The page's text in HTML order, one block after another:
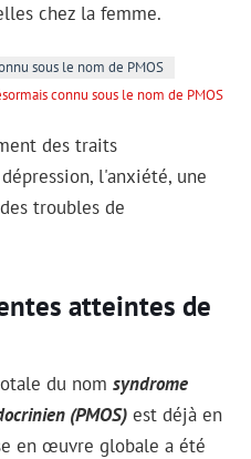
chez la femme.
sous le nom de PMOS
des traits
l'anxiété, une
troubles de
atteintes de
du nomsyndrome
(PMOS) est déjà en
en œuvre globale a été